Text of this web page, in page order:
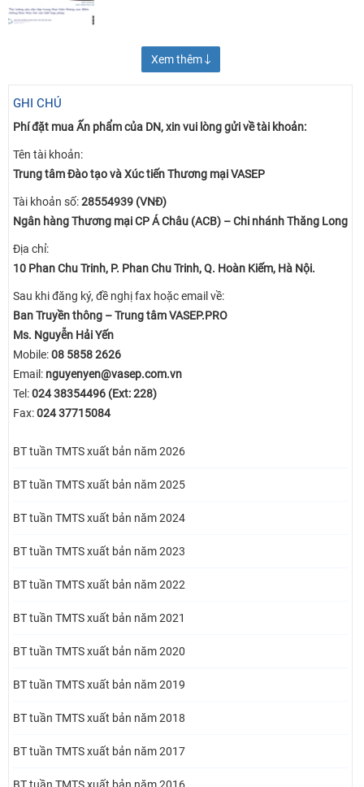
Xem thêm
GHI CHÚ
Phí đặt mua Ấn phẩm của DN, xin vui lòng gửi về tài khoản:
Tên tài khoản:
Trung tâm Đào tạo và Xúc tiến Thương mại VASEP
Tài khoản số:28554939 (VNĐ)
Ngân hàng Thương mại CP Á Châu (ACB) – Chi nhánh Thăng Long
Địa chỉ:
10 Phan Chu Trinh, P. Phan Chu Trinh, Q. Hoàn Kiếm, Hà Nội.
Sau khi đăng ký, đề nghị fax hoặc email về:
Ban Truyền thông – Trung tâm VASEP.PRO
Ms. Nguyễn Hải Yến
Mobile:08 5858 2626
Email: nguyenyen@vasep.com.vn
Tel:024 38354496 (Ext: 228)
Fax:024 37715084
BT tuần TMTS xuất bản năm 2026
BT tuần TMTS xuất bản năm 2025
BT tuần TMTS xuất bản năm 2024
BT tuần TMTS xuất bản năm 2023
BT tuần TMTS xuất bản năm 2022
BT tuần TMTS xuất bản năm 2021
BT tuần TMTS xuất bản năm 2020
BT tuần TMTS xuất bản năm 2019
BT tuần TMTS xuất bản năm 2018
BT tuần TMTS xuất bản năm 2017